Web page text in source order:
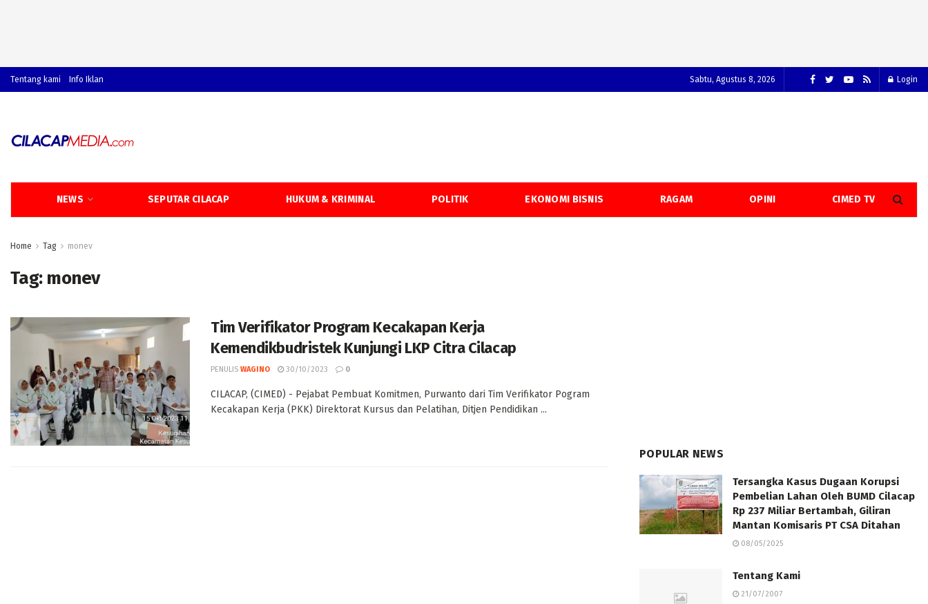
Tentang kami Info Iklan Sabtu, Agustus 8, 2026 Login
NEWS SEPUTAR CILACAP HUKUM & KRIMINAL POLITIK EKONOMI BISNIS RAGAM OPINI CIMED TV
Home Tag monev
Tag: monev
Tim Verifikator Program Kecakapan Kerja
Kemendikbudristek Kunjungi LKP Citra Cilacap
PENULIS WAGINO 30/10/2023 0
CILACAP, (CIMED) - Pejabat Pembuat Komitmen, Purwanto dari Tim Verifikator Pogram
Kecakapan Kerja (PKK) Direktorat Kursus dan Pelatihan, Ditjen Pendidikan ...
POPULAR NEWS
Tersangka Kasus Dugaan Korupsi
Pembelian Lahan Oleh BUMD Cilacap
Rp 237 Miliar Bertambah, Giliran
Mantan Komisaris PT CSA Ditahan
08/05/2025
Tentang Kami
21/07/2007